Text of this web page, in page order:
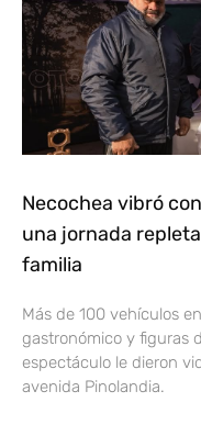
Necochea vibró
una jornada
familia
Más de 100 vehículos
gastronómico y figuras
espectáculo le dieron
avenida Pinolandia.